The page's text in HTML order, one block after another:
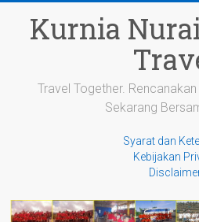
contentKurnia
Travel Together.
Sekarang
Syarat dan
Kebijakan